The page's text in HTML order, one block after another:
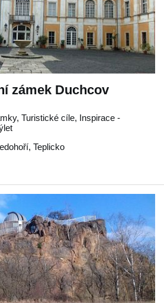
zámek Duchcov
Turistické cíle, Inspirace -
, Teplicko